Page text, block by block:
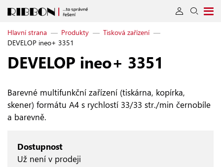
Hlavní strana — Produkty — Tisková zařízení —
DEVELOP ineo+ 3351
DEVELOP ineo+ 3351
Barevné multifunkční zařízení (tiskárna, kopírka,
skener) formátu A4 s rychlostí 33/33 str./min černobíle
a barevně.
Dostupnost
Už není v prodeji